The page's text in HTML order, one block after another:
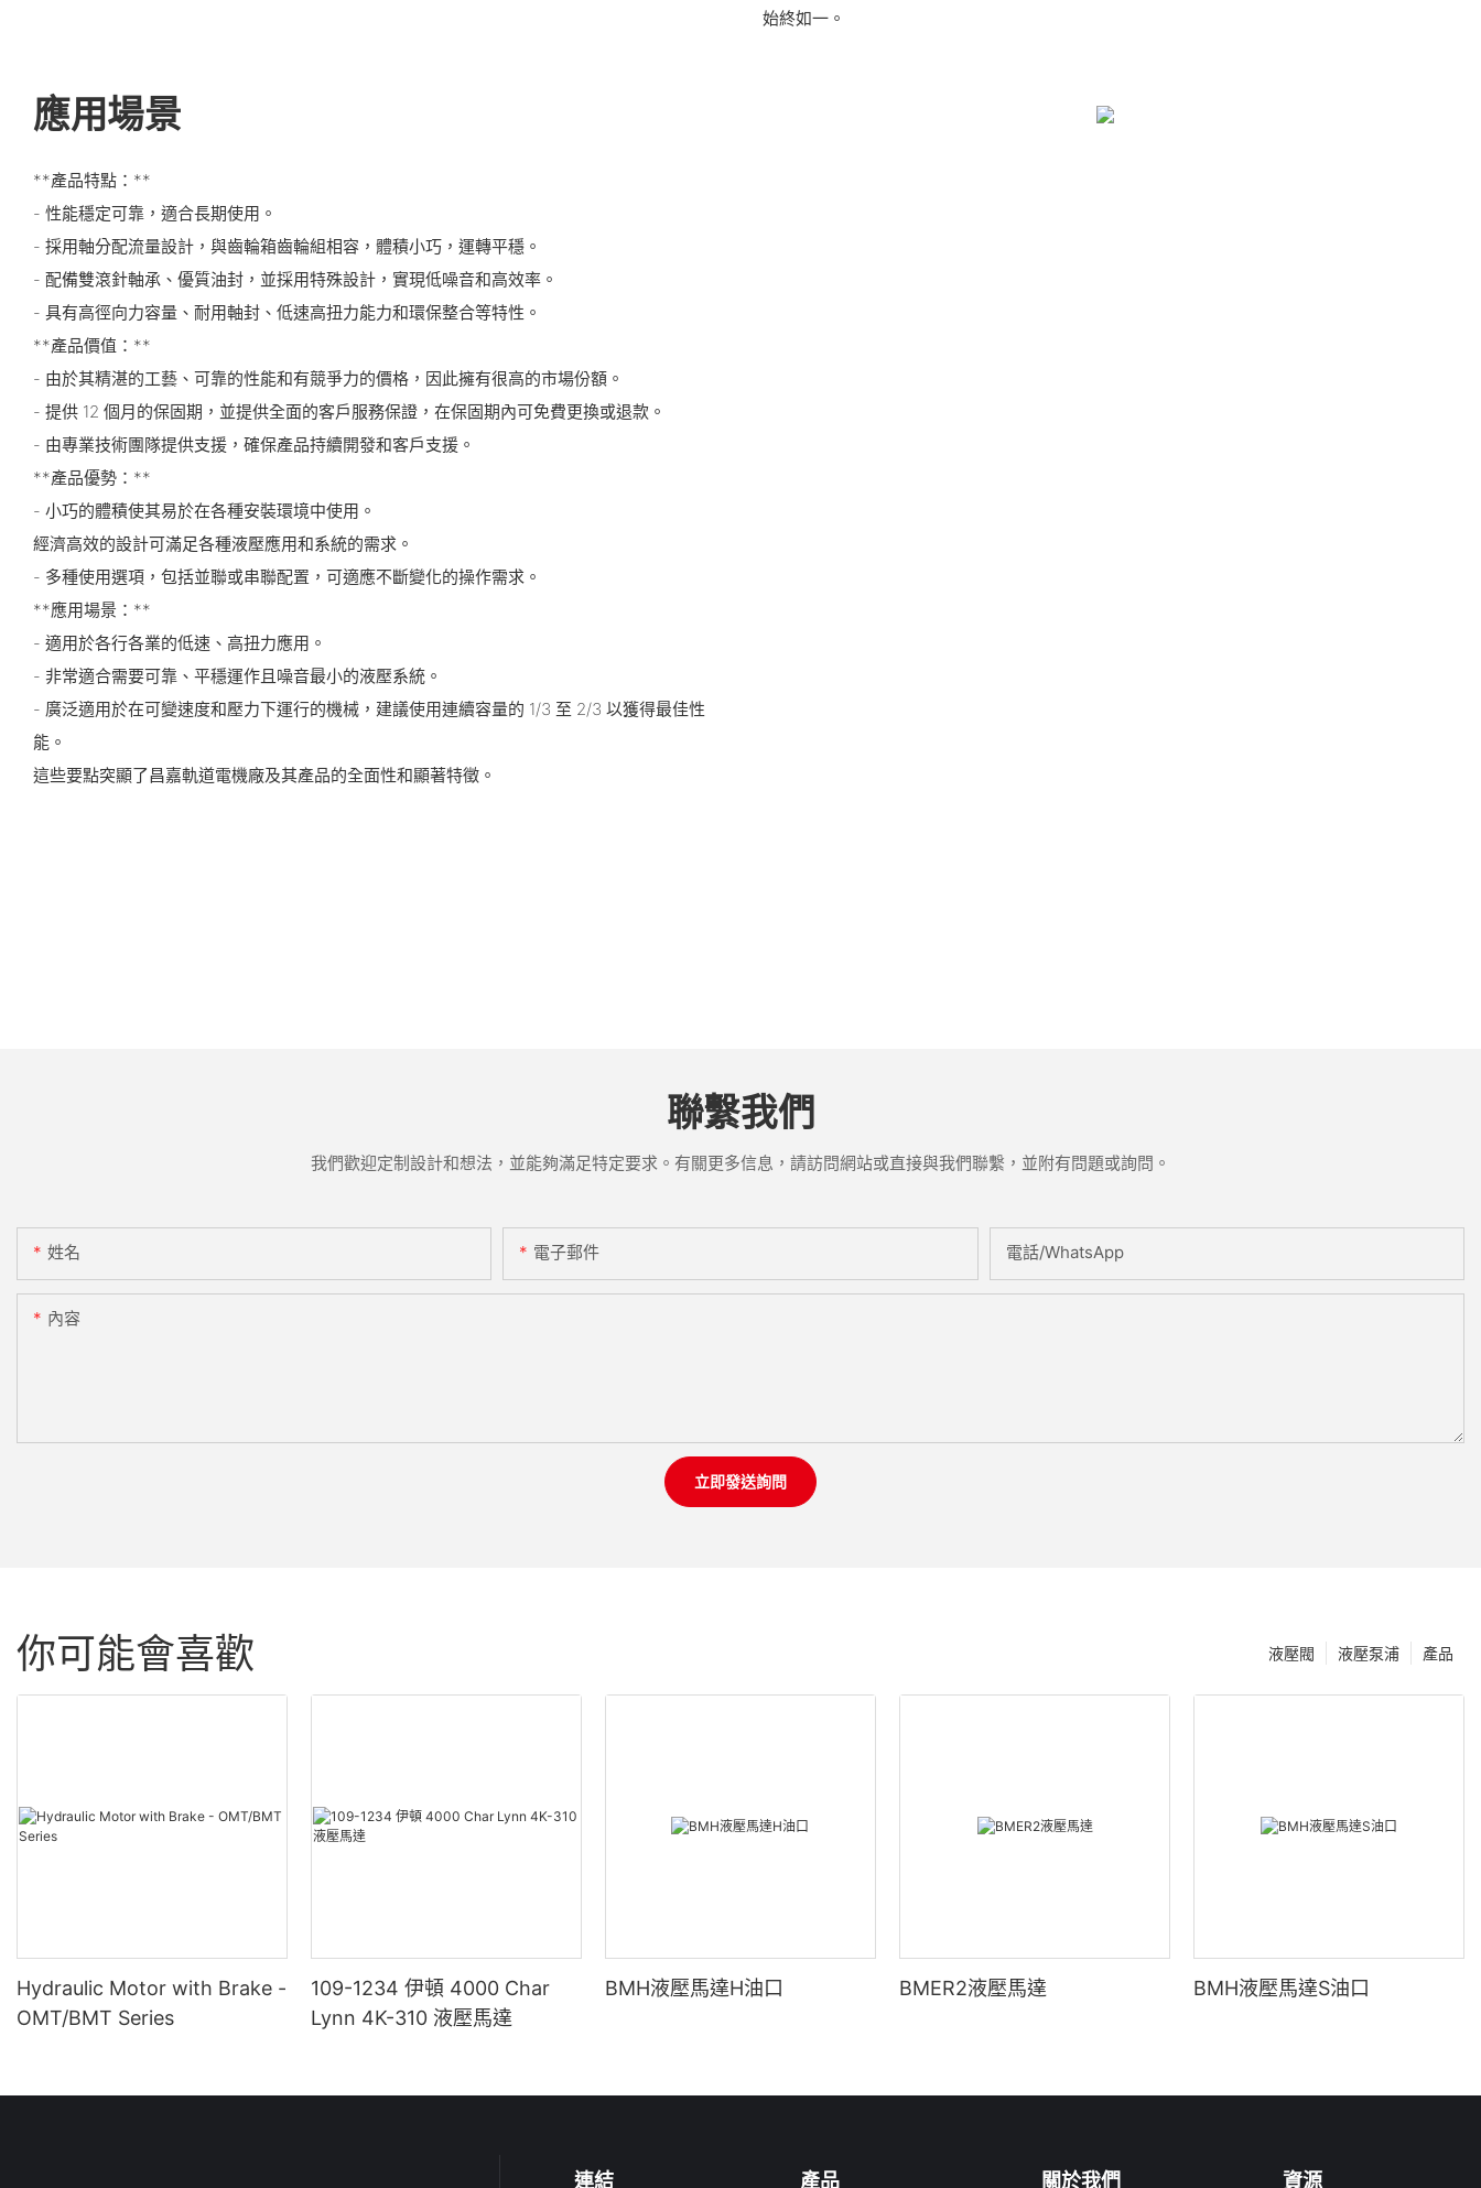
始終如一。
應用場景
**產品特點：**
- 性能穩定可靠，適合長期使用。
- 採用軸分配流量設計，與齒輪箱齒輪組相容，體積小巧，運轉平穩。
- 配備雙滾針軸承、優質油封，並採用特殊設計，實現低噪音和高效率。
- 具有高徑向力容量、耐用軸封、低速高扭力能力和環保整合等特性。
**產品價值：**
- 由於其精湛的工藝、可靠的性能和有競爭力的價格，因此擁有很高的市場份額。
- 提供 12 個月的保固期，並提供全面的客戶服務保證，在保固期內可免費更換或退款。
- 由專業技術團隊提供支援，確保產品持續開發和客戶支援。
**產品優勢：**
- 小巧的體積使其易於在各種安裝環境中使用。
經濟高效的設計可滿足各種液壓應用和系統的需求。
- 多種使用選項，包括並聯或串聯配置，可適應不斷變化的操作需求。
**應用場景：**
- 適用於各行各業的低速、高扭力應用。
- 非常適合需要可靠、平穩運作且噪音最小的液壓系統。
- 廣泛適用於在可變速度和壓力下運行的機械，建議使用連續容量的 1/3 至 2/3 以獲得最佳性
能。
這些要點突顯了昌嘉軌道電機廠及其產品的全面性和顯著特徵。
聯繫我們
我們歡迎定制設計和想法，並能夠滿足特定要求。有關更多信息，請訪問網站或直接與我們聯繫，並附有問題或詢問。
姓名 電子郵件 電話/WhatsApp
內容
立即發送詢問
你可能會喜歡 產品
液壓泵浦
液壓閥
Hydraulic Motor with Brake -
OMT/BMT Series
109-1234 伊頓 4000 Char
Lynn 4K-310 液壓馬達
BMH液壓馬達H油口 BMER2液壓馬達 BMH液壓馬達S油口
連結 產品 關於我們 資源